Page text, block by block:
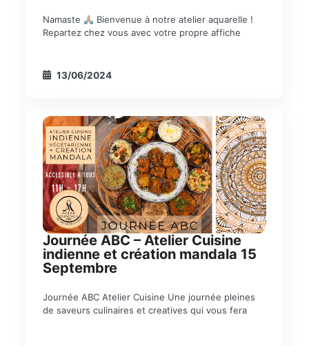
Namaste
Bienvenue à notre atelier aquarelle !
Repartez chez vous avec votre propre affiche
13/06/2024
Journée ABC – Atelier Cuisine
indienne et création mandala 15
Septembre
Journée ABC Atelier Cuisine Une journée pleines
de saveurs culinaires et creatives qui vous fera